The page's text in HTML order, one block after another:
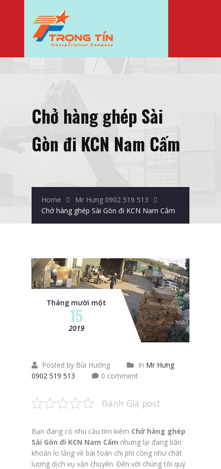
Chở hàng ghép Sài
Gòn đi KCN Nam Cấm
Home
Mr Hưng 0902 519 513
Chở hàng ghép Sài Gòn đi KCN Nam Cấm
Tháng mười một
15
2019
Posted by Bùi Hướng In Mr Hưng
0902 519 513
0 comment
Đánh Giá post
Bạn đang có nhu cầu tìm kiếm Chở hàng ghép
Sài Gòn đi KCN Nam Cấm nhưng lại đang băn
khoăn lo lắng về bài toán chi phí cũng như chất
lượng dịch vụ vận chuyển. Đến với chúng tôi quý